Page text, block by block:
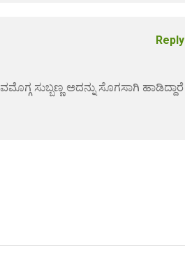
ಸುಬ್ಬಣ್ಣ ಅದನ್ನು ಸೊಗಸಾಗಿ ಹಾಡಿದ್ದಾರೆ
Reply